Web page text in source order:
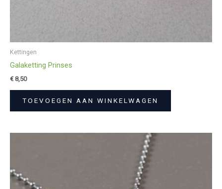
Kettingen
Galaketting Prinses
€8,50
TOEVOEGEN AAN WINKELWAGEN